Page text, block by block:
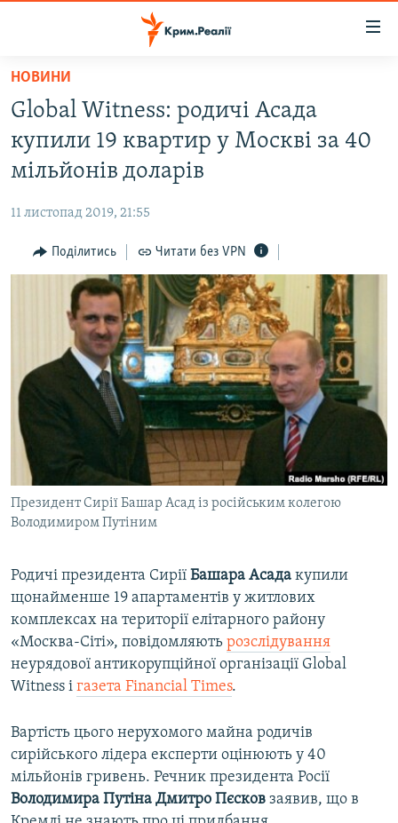
Перейти
основного
матеріалу
Перейти
до
основної
Перейти
до
НОВИНИ
ВІДЕО ТА ФОТО
БЛОГИ
ПОГЛЯД
ІНТЕРВ'Ю
ВСЕ ЗА ДЕНЬ
СПЕЦПРОЕКТИ
ДЕПОРТАЦІЯ
ВІДЕОУРОКИ «ELIFBE»
УКРАЇНСЬКА ПРОБЛЕМА КРИМУ
ІНФОГРАФІКА
ЯК ОБІЙТИ БЛОКУВАННЯ
Русский
Qırımtatar
ДОЛУЧАЙСЯ!
Усі сайти RFE/RL
НОВИНИ
Global Witness: родичі Асада
купили 19 квартир у Москві за 40
мільйонів доларів
11 листопад 2019, 21:55
Поділитись Читати без VPN
Президент Сирії Башар Асад із російським колегою
Володимиром Путіним
Родичі президента Сирії Башара Асада купили
щонайменше 19 апартаментів у житлових
комплексах на території елітарного району
«Москва-Сіті», повідомляють розслідування
неурядової антикорупційної організації Global
Witness і газета Financial Times.
Вартість цього нерухомого майна родичів
сирійського лідера експерти оцінюють у 40
мільйонів гривень. Речник президента Росії
Володимира Путіна Дмитро Пєсков заявив, що в